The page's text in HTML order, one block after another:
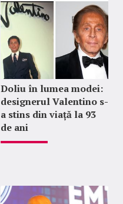
Doliu în lumea modei:
designerul Valentino s-
a stins din viață la 93
de ani